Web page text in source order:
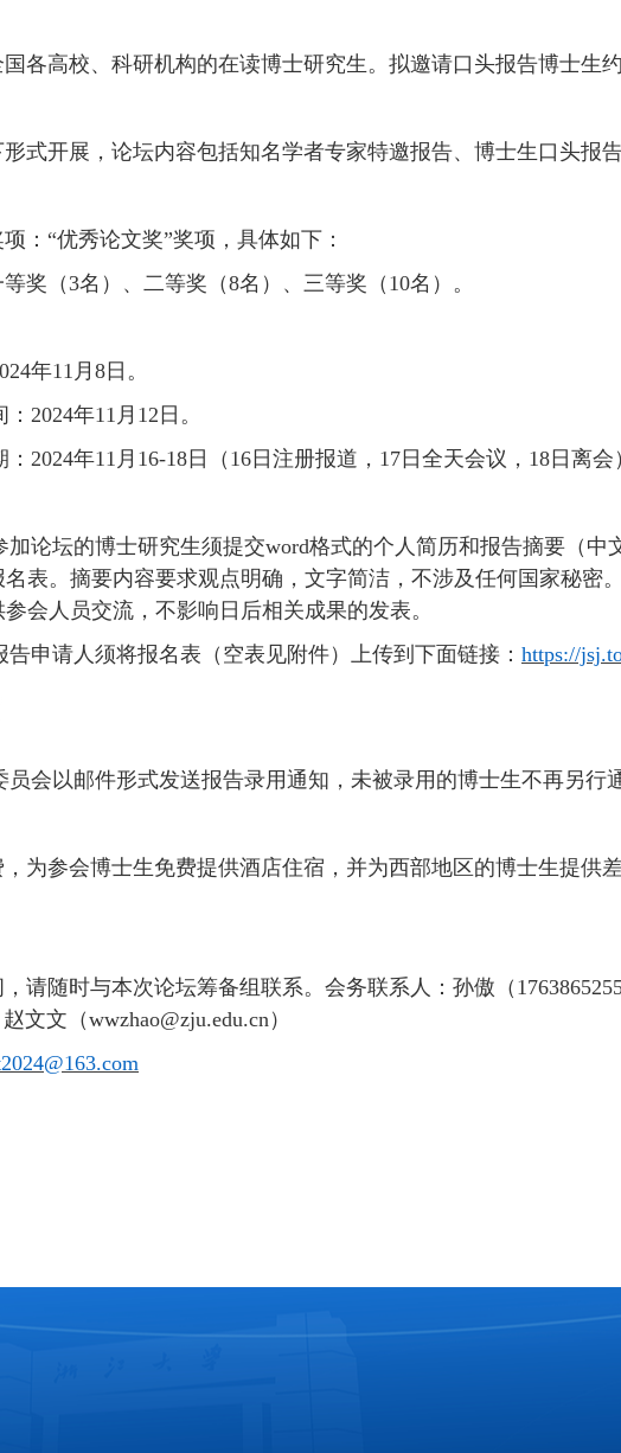
各高校、科研机构的在读博士研究生。拟邀请口头报告博士生约
式开展，论坛内容包括知名学者专家特邀报告、博士生口头报告
： “优秀论文奖”奖项，具体如下：
奖（3名） 、 二等奖（8名） 、 三等奖（ 10名） 。
年11 月 8 日。
2024年11 月 12 日。
2024年11月16-18 日（ 16 日注册报道， 17 日全天会议， 18 日离会
加论坛的博士研究生须提交word格式的个人简历和报告摘要（中
表。摘要内容要求观点明确，文字简洁，不涉及任何国家秘密
会人员交流，不影响日后相关成果的发表。
告申请人须将报名表（空表见附件）上传到下面链接： https://
员会以邮件形式发送报告录用通知，未被录用的博士生不再另行
为参会博士生免费提供酒店住宿，并为西部地区的博士生提供
请随时与本次论坛筹备组联系。会务联系人：孙傲（
赵文文（wwzhao@zju.edu.cn）